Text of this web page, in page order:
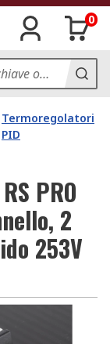
0
Termoregolatori
PID
PRO
2
253V